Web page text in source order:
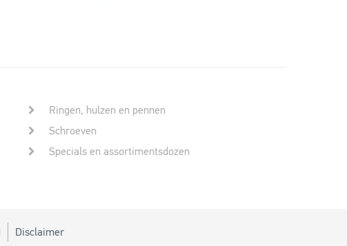
Ringen, hulzen en pennen
Schroeven
Specials en assortimentsdozen
Disclaimer